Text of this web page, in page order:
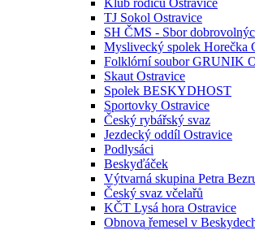
Klub rodičů Ostravice
TJ Sokol Ostravice
SH ČMS - Sbor
Myslivecký spolek Horečka
Folklórní soubor GRUNIK
Skaut Ostravice
Spolek BESKYDHOST
Sportovky Ostravice
Český rybářský svaz
Jezdecký oddíl Ostravice
Podlysáci
Beskyďáček
Výtvarná skupina Petra
Český svaz včelařů
KČT Lysá hora Ostravice
Obnova řemesel v